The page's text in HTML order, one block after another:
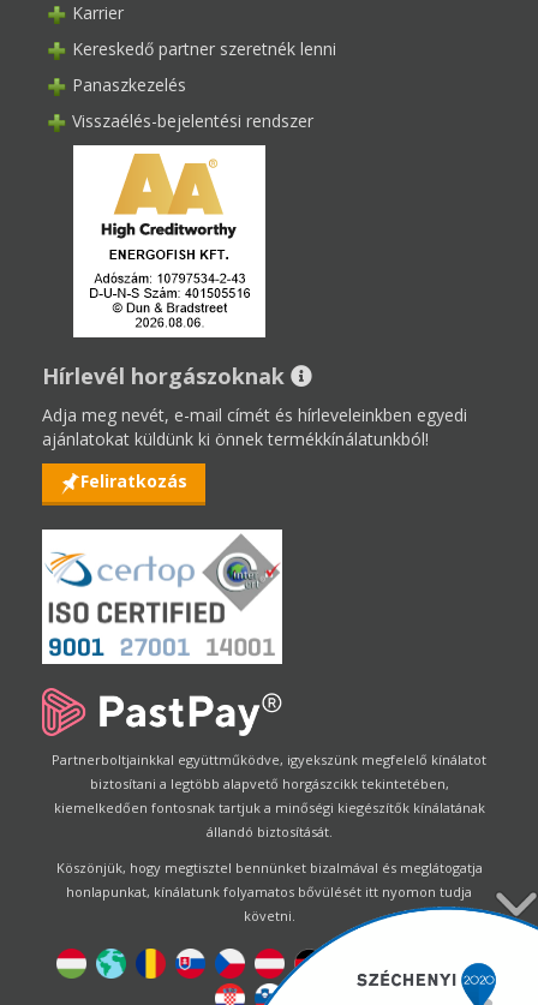
Karrier
Kereskedő partner szeretnék lenni
Panaszkezelés
Visszaélés-bejelentési rendszer
Hírlevél horgászoknak
Adja meg nevét, e-mail címét és hírleveleinkben egyedi
ajánlatokat küldünk ki önnek termékkínálatunkból!
Feliratkozás
Partnerboltjainkkal együttműködve, igyekszünk megfelelő kínálatot
biztosítani a legtöbb alapvető horgászcikk tekintetében,
kiemelkedően fontosnak tartjuk a minőségi kiegészítők kínálatának
állandó biztosítását.
Köszönjük, hogy megtisztel bennünket bizalmával és meglátogatja
honlapunkat, kínálatunk folyamatos bővülését itt nyomon tudja
követni.